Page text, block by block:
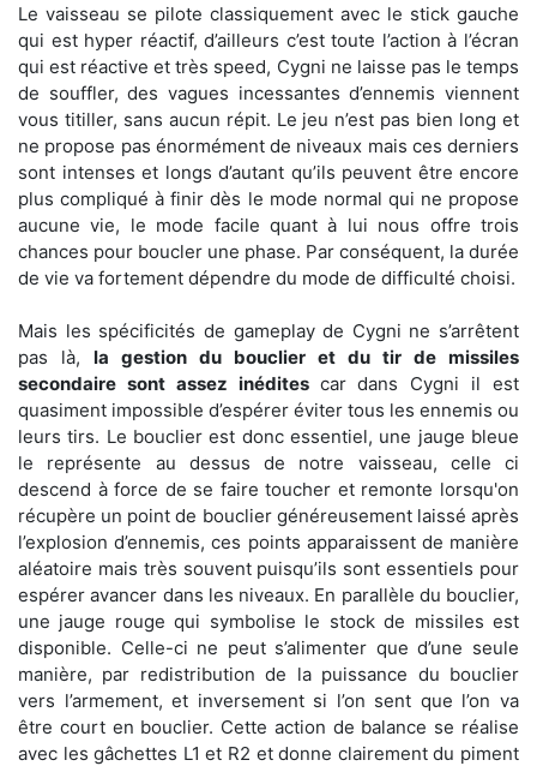
Le vaisseau se pilote classiquement avec le stick gauche
qui est hyper réactif, d’ailleurs c’est toute l’action à l’écran
qui est réactive et très speed, Cygni ne laisse pas le temps
de souffler, des vagues incessantes d’ennemis viennent
vous titiller, sans aucun répit. Le jeu n’est pas bien long et
ne propose pas énormément de niveaux mais ces derniers
sont intenses et longs d’autant qu’ils peuvent être encore
plus compliqué à finir dès le mode normal qui ne propose
aucune vie, le mode facile quant à lui nous offre trois
chances pour boucler une phase. Par conséquent, la durée
de vie va fortement dépendre du mode de difficulté choisi.
Mais les spécificités de gameplay de Cygni ne s’arrêtent
pas là, la gestion du bouclier et du tir de missiles
secondaire sont assez inédites car dans Cygni il est
quasiment impossible d’espérer éviter tous les ennemis ou
leurs tirs. Le bouclier est donc essentiel, une jauge bleue
le représente au dessus de notre vaisseau, celle ci
descend à force de se faire toucher et remonte lorsqu'on
récupère un point de bouclier généreusement laissé après
l’explosion d’ennemis, ces points apparaissent de manière
aléatoire mais très souvent puisqu’ils sont essentiels pour
espérer avancer dans les niveaux. En parallèle du bouclier,
une jauge rouge qui symbolise le stock de missiles est
disponible. Celle-ci ne peut s’alimenter que d’une seule
manière, par redistribution de la puissance du bouclier
vers l’armement, et inversement si l’on sent que l’on va
être court en bouclier. Cette action de balance se réalise
avec les gâchettes L1 et R2 et donne clairement du piment